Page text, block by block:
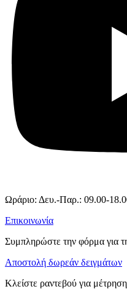
Ωράριο: Δευ.-Παρ.: 09.00-
Επικοινωνία
Συμπληρώστε την φόρμα για
Αποστολή δωρεάν δειγμάτων
Κλείστε ραντεβού για